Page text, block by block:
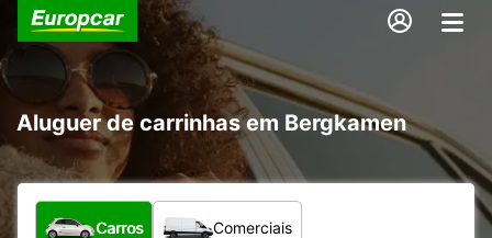
Aluguer de carrinhas em Bergkamen
Que tipo de veículo pretende?
Carros Comerciais